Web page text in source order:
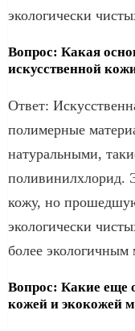
экологически
Вопрос: Какая
искусственной
Ответ:
полимерные
натуральными,
поливинилхлорид.
кожу, но
экологически
более экологичным
Вопрос: Какие еще
кожей и экокожей